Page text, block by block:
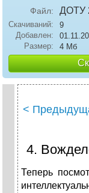
Файл: ДОТУ
Скачиваний:
9
Добавлен:
Размер:
4 Мб
<
4.
Теперь